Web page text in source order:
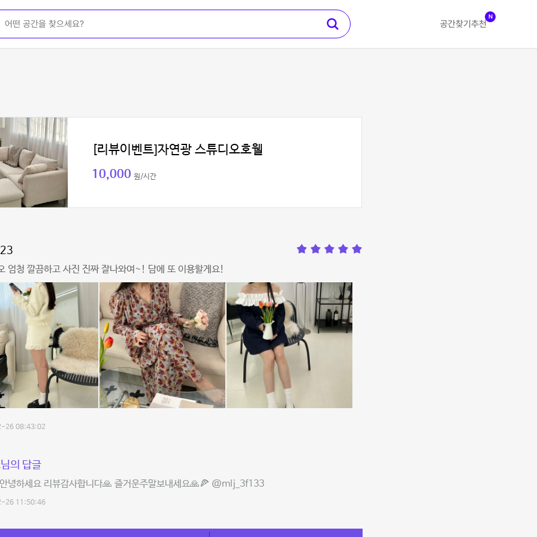
공간찾기 추천
N
[리뷰이벤트]자연광 스튜디오호웰
10,000 원/시간
엄청 깔끔하고 사진 진짜 잘나와여~! 담에 또 이용할게요!
26 08:43:02
의 답글
녕하세요 리뷰감사합니다🙏 즐거운주말보내세요🙏🍕 @mlj_3f133
26 11:50:46